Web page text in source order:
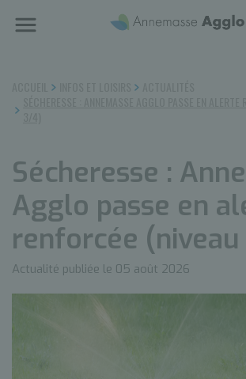
Sécheresse :
Agglo passe en
renforcée
Actualité publiée le 05 août 2026